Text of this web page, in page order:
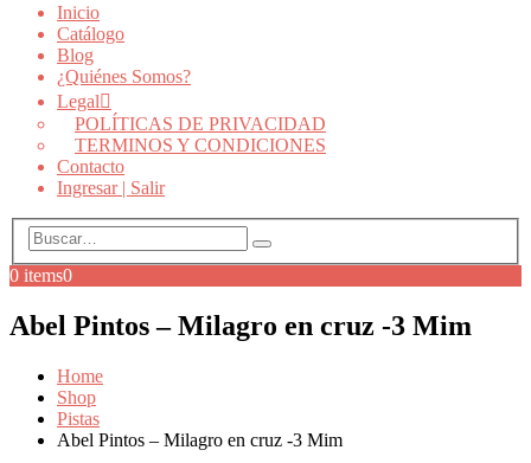
Inicio
Catálogo
Blog
¿Quiénes Somos?
Legal
POLÍTICAS DE PRIVACIDAD
TERMINOS Y CONDICIONES
Contacto
Ingresar | Salir
0 items0
Abel Pintos – Milagro en cruz -3 Mim
Home
Shop
Pistas
Abel Pintos – Milagro en cruz -3 Mim